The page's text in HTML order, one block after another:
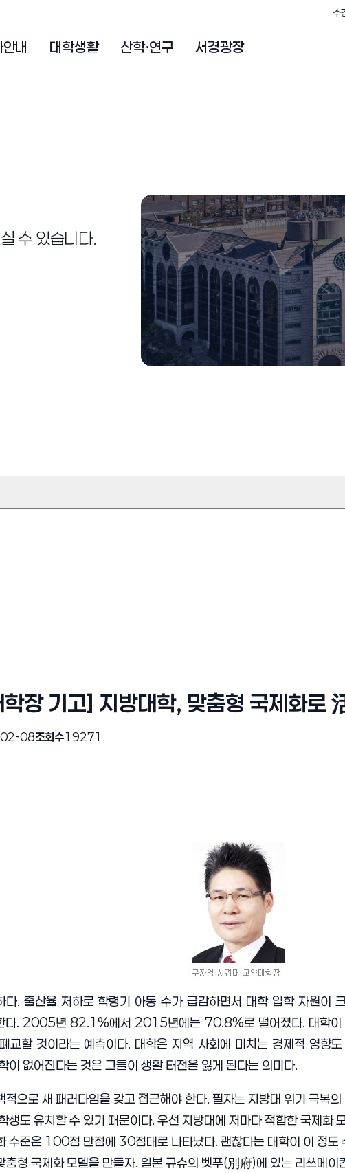
수
내 대학생활 산학·연구 서경광장
수 있습니다.
학장 기고] 지방대학, 맞춤형 국제화로
08조회수19271
다. 출산율 저하로 학령기 아동 수가 급감하면서 대학 입학 자원이
다. 2005년 82.1%에서 2015년에는 70.8%로 떨어졌다. 대학이
할 것이라는 예측이다. 대학은 지역 사회에 미치는 경제적 영향
이 없어진다는 것은 그들이 생활 터전을 잃게 된다는 의미다.
적으로 새 패러다임을 갖고 접근해야 한다. 필자는 지방대 위기 극복
생도 유치할 수 있기 때문이다. 우선 지방대에 저마다 적합한 국제
수준은 100점 만점에 30점대로 나타났다. 괜찮다는 대학이 이 정도
춤형 국제화 모델을 만들자. 일본 규슈의 벳푸(別府)에 있는 리쓰메